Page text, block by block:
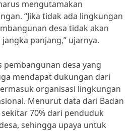
mengutamakan
“Jika tidak ada lingkungan
desa tidak akan
panjang,” ujarnya.
pembangunan desa yang
mendapat dukungan dari
organisasi lingkungan
Menurut data dari Badan
sekitar 70% dari penduduk
sehingga upaya untuk